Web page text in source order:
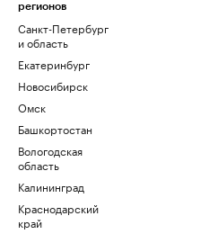
регионов
Санкт-Петербург
и область
Екатеринбург
Новосибирск
Омск
Башкортостан
Вологодская
область
Калининград
Краснодарский
край